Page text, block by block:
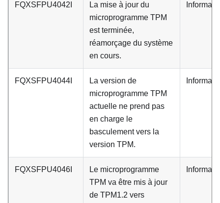
FQXSFPU4042I
La mise à jour du
microprogramme TPM
est terminée,
réamorçage du système
en cours.
FQXSFPU4044I
La version de
microprogramme TPM
actuelle ne prend pas
en charge le
basculement vers la
version TPM.
FQXSFPU4046I
Le microprogramme
TPM va être mis à jour
de TPM1.2 vers